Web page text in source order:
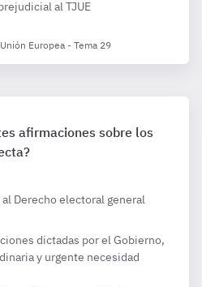
al TJUE
Europea - Tema 29
afirmaciones sobre los
Derecho electoral general
dictadas por el Gobierno,
y urgente necesidad